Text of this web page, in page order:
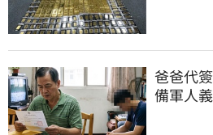
爸爸代
備軍人